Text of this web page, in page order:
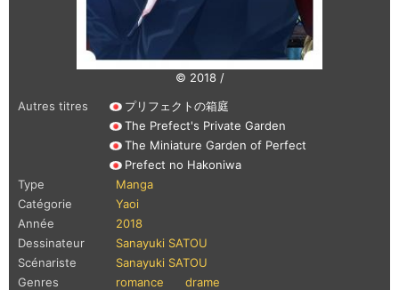
© 2018 /
Autres titres
プリフェクトの箱庭
The Prefect's Private Garden
The Miniature Garden of Perfect
Prefect no Hakoniwa
Type
Manga
Catégorie
Yaoi
Année
2018
Dessinateur
Sanayuki SATOU
Scénariste
Sanayuki SATOU
Genres
romance
drame